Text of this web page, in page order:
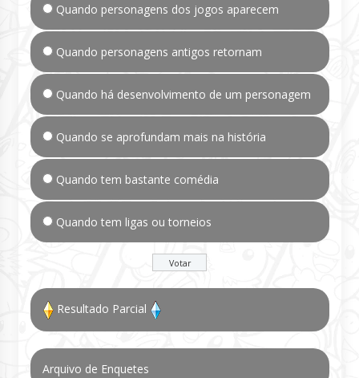
Quando personagens dos jogos aparecem
Quando personagens antigos retornam
Quando há desenvolvimento de um personagem
Quando se aprofundam mais na história
Quando tem bastante comédia
Quando tem ligas ou torneios
Resultado Parcial
Arquivo de Enquetes